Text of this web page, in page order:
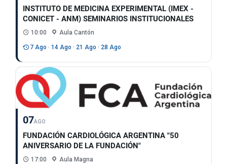
INSTITUTO DE MEDICINA EXPERIMENTAL (IMEX -
CONICET - ANM) SEMINARIOS INSTITUCIONALES
10:00 Aula Cantón
7 Ago · 14 Ago · 21 Ago · 28 Ago
07AGO
FUNDACIÓN CARDIOLÓGICA ARGENTINA "50
ANIVERSARIO DE LA FUNDACIÓN"
17:00 Aula Magna